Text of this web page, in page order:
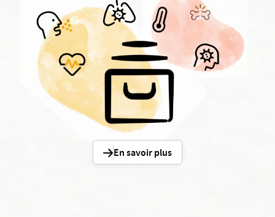
En savoir plus